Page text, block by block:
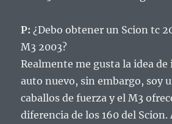
P: ¿Debo obtener un Scion tc
M3 2003?
Realmente me gusta la idea
auto nuevo, sin embargo, soy
caballos de fuerza y ​​el M3
diferencia de los 160 del Scion.